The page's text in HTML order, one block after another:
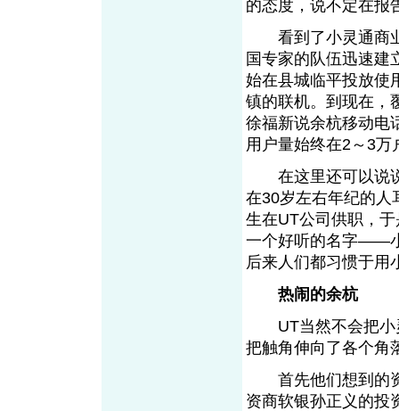
的态度，说不定在报
看到了小灵通商业
国专家的队伍迅速建
始在县城临平投放使
镇的联机。到现在，
徐福新说余杭移动电
用户量始终在2～3万
在这里还可以说说
在30岁左右年纪的人
生在UT公司供职，
一个好听的名字——
后来人们都习惯于用
热闹的余杭
UT当然不会把小
把触角伸向了各个角
首先他们想到的资
资商软银孙正义的投